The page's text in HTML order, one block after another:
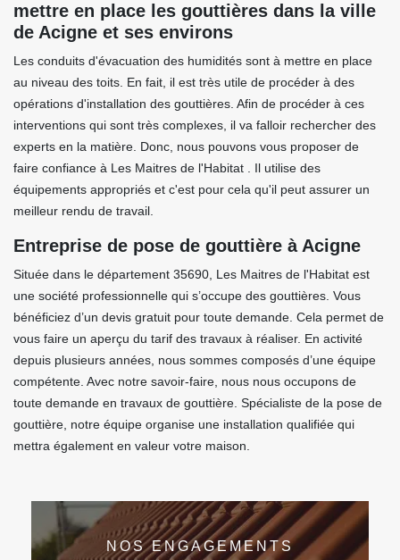
mettre en place les gouttières dans la ville
de Acigne et ses environs
Les conduits d'évacuation des humidités sont à mettre en place
au niveau des toits. En fait, il est très utile de procéder à des
opérations d'installation des gouttières. Afin de procéder à ces
interventions qui sont très complexes, il va falloir rechercher des
experts en la matière. Donc, nous pouvons vous proposer de
faire confiance à Les Maitres de l'Habitat . Il utilise des
équipements appropriés et c'est pour cela qu'il peut assurer un
meilleur rendu de travail.
Entreprise de pose de gouttière à Acigne
Située dans le département 35690, Les Maitres de l'Habitat est
une société professionnelle qui s’occupe des gouttières. Vous
bénéficiez d’un devis gratuit pour toute demande. Cela permet de
vous faire un aperçu du tarif des travaux à réaliser. En activité
depuis plusieurs années, nous sommes composés d’une équipe
compétente. Avec notre savoir-faire, nous nous occupons de
toute demande en travaux de gouttière. Spécialiste de la pose de
gouttière, notre équipe organise une installation qualifiée qui
mettra également en valeur votre maison.
NOS ENGAGEMENTS